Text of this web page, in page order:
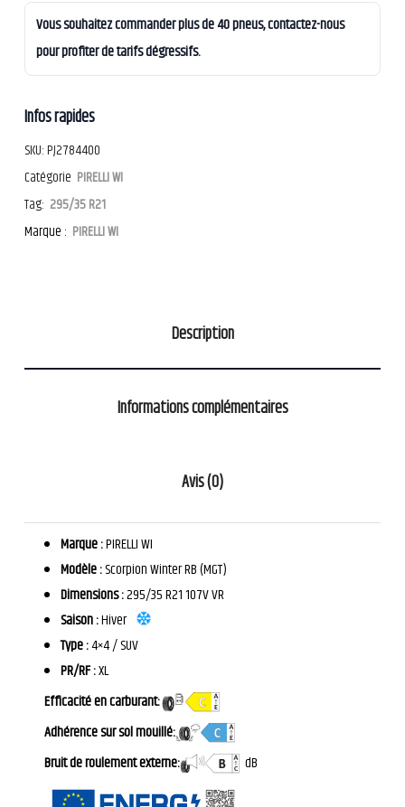
Vous souhaitez commander plus de 40 pneus, contactez-nous
pour profiter de tarifs dégressifs.
Infos rapides
SKU:PJ2784400
Catégorie PIRELLI WI
Tag: 295/35 R21
Marque : PIRELLI WI
Description
Informations complémentaires
Avis (0)
Marque :PIRELLI WI
Modèle :Scorpion Winter RB (MGT)
Dimensions :295/35 R21 107V VR
Saison :Hiver
Type :4×4 / SUV
PR/RF :XL
Efficacité en carburant:
Adhérence sur sol mouillé:
Bruit de roulement externe:
dB